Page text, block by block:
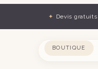
✦ Devis
BOUTIQUE